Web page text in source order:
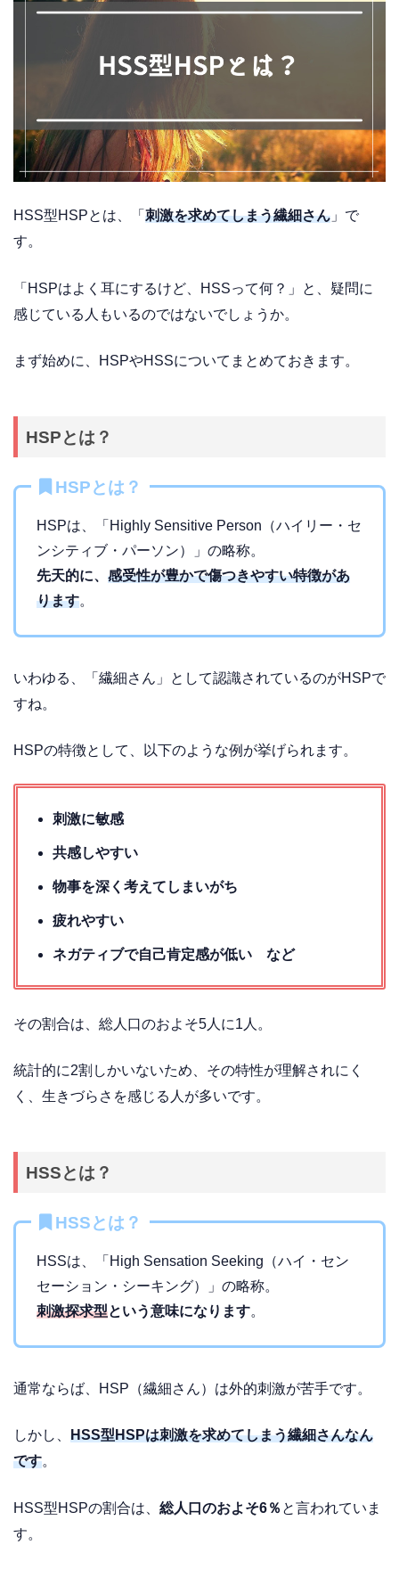
HSS型HSPとは、「 刺激を求めてしまう繊細さん 」で
す。
「HSPはよく耳にするけど、HSSって何？」と、疑問に
感じている人もいるのではないでしょうか。
まず始めに、HSPやHSSについてまとめておきます。
HSPとは？
HSPとは？
HSPは、「Highly Sensitive Person（ハイリー・セ
ンシティブ・パーソン）」の略称。
先天的に、感受性が豊かで傷つきやすい特徴があ
ります。
いわゆる、「繊細さん」として認識されているのがHSPで
すね。
HSPの特徴として、以下のような例が挙げられます。
刺激に敏感
共感しやすい
物事を深く考えてしまいがち
疲れやすい
ネガティブで自己肯定感が低い など
その割合は、総人口のおよそ5人に1人。
統計的に2割しかいないため、その特性が理解されにく
く、生きづらさを感じる人が多いです。
HSSとは？
HSSとは？
HSSは、「High Sensation Seeking（ハイ・セン
セーション・シーキング）」の略称。
刺激探求型という意味になります。
通常ならば、HSP（繊細さん）は外的刺激が苦手です。
しかし、 HSS型HSPは刺激を求めてしまう繊細さんなん
です。
HSS型HSPの割合は、 総人口のおよそ6％ と言われていま
す。